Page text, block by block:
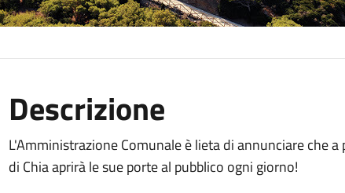
Descrizione
L'Amministrazione Comunale è lieta di annunciare che
di Chia aprirà le sue porte al pubblico ogni giorno!